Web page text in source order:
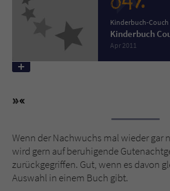
Kinderbuch-Couch
Kinderbuch
Apr 2011
Wenn der Nachwuchs mal wieder gar
wird gern auf beruhigende
zurückgegriffen. Gut, wenn es davon
Auswahl in einem Buch gibt.
tx_pwcomments_ahash
Name fe_typo_user
Anbieter Literatur-Couch Medien